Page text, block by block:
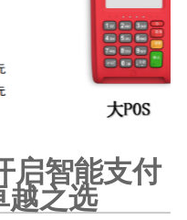
启智能支付
越之选